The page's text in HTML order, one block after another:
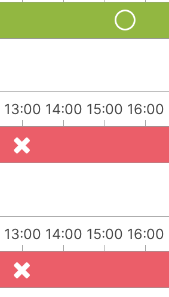
13:00 14:00 15:00 16:00
13:00 14:00 15:00 16:00